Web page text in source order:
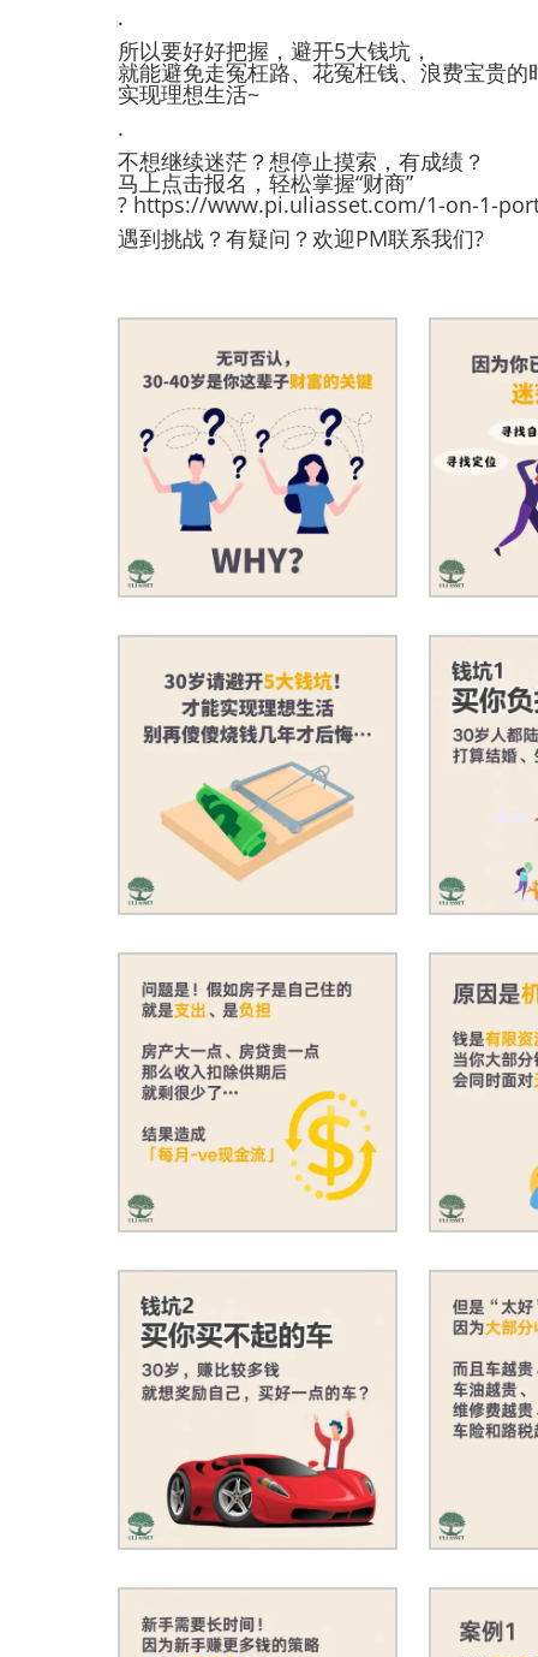
.
所以要好好把握，避开5大钱坑，
就能避免走冤枉路、花冤枉钱、浪费宝贵的
实现理想生活~
.
不想继续迷茫？想停止摸索，有成绩？
马上点击报名，轻松掌握“财商”
? https://www.pi.uliasset.com/1-on-1-
遇到挑战？有疑问？欢迎PM联系我们?